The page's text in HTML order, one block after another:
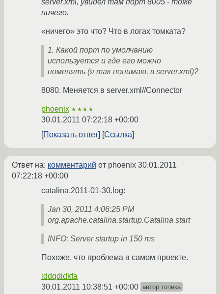
server.xml, увидел там порт 8005 - тоже
ничего.
«ничего» это что? Что в логах томката?
1. Какой порт по умолчанию
используется и где его можно
поменять (я так понимаю, в server.xml)?
8080. Меняется в server.xml//Connector
phoenix ★★★★
30.01.2011 07:22:18 +00:00
Показать ответ
Ссылка
Ответ на: комментарий от phoenix 30.01.2011
07:22:18 +00:00
catalina.2011-01-30.log:
Jan 30, 2011 4:06:25 PM
org.apache.catalina.startup.Catalina start
INFO: Server startup in 150 ms
Похоже, что проблема в самом проекте.
iddqdidkfa
30.01.2011 10:38:51 +00:00 автор топика